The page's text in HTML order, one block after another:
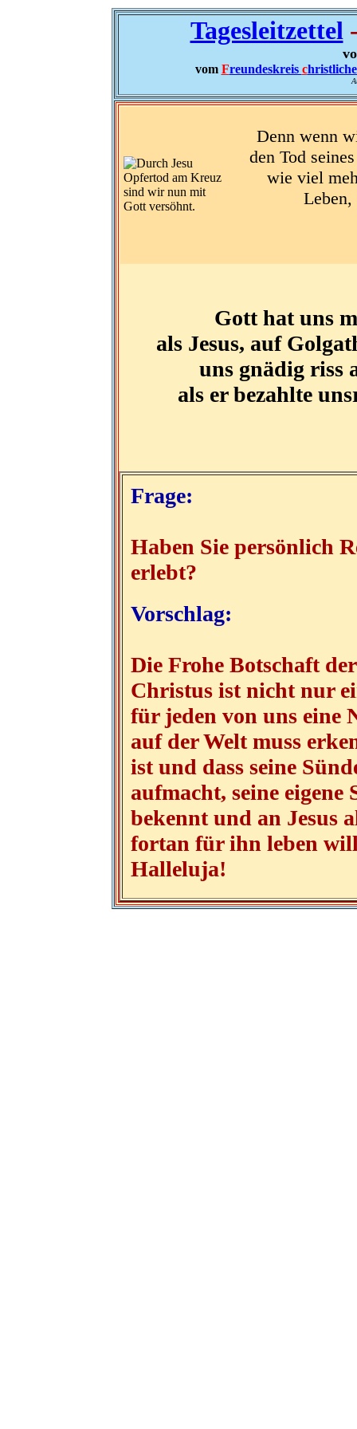
Tagesleitzettel
vom Freundeskreis c
Denn wenn
den Tod
wie viel
Gott hat uns
als Jesus, auf
uns gnädig riss
als er bezahlte
Frage:
Haben Sie persönlich
erlebt?
Vorschlag:
Die Frohe Botschaft
Christus ist nicht nur
für jeden von uns eine
auf der Welt muss
ist und dass seine
aufmacht, seine
bekennt und an Jesus
fortan für ihn leben
Halleluja!